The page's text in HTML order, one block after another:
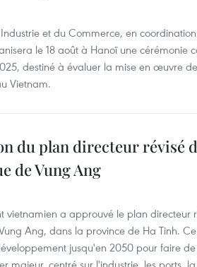
et du Commerce, en
le 18 août à Hanoï une cérémonie
destiné à évaluer la mise en œuvre
Vietnam.
du plan directeur révisé
de Vung Ang
vietnamien a approuvé le plan directeur
Ang, dans la province de Ha Tinh.
jusqu'en 2050 pour faire
majeur, centré sur l'industrie, les ports, la